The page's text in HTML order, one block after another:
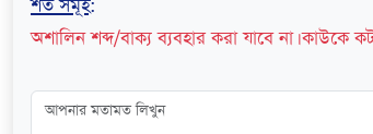
শর্ত সমূহ:
অশালিন শব্দ/বাক্য ব্যবহার করা যাবে না। কাউকে